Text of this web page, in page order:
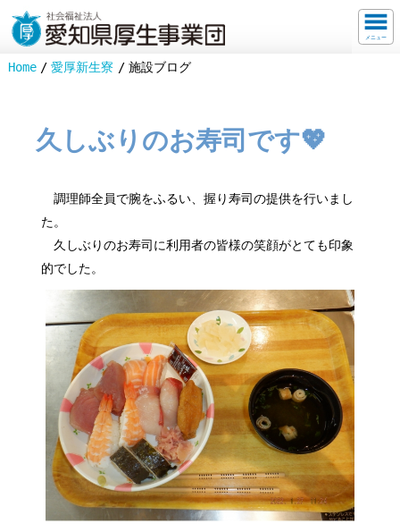
メニュー
Home 愛厚新生寮 施設ブログ
久しぶりのお寿司です💖
調理師全員で腕をふるい、握り寿司の提供を行いまし
た。
久しぶりのお寿司に利用者の皆様の笑顔がとても印象
的でした。